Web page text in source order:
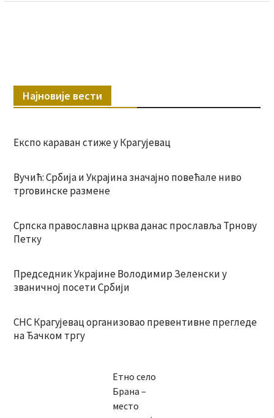
Најновије вести
Експо караван стиже у Крагујевац
Вучић: Србија и Украјина значајно повећале ниво
трговинске размене
Српска православна црква данас прославља Трнову
Петку
Председник Украјине Володимир Зеленски у
званичној посети Србији
СНС Крагујевац организовао превентивне прегледе
на Ђачком тргу
Етно село
Брана –
место